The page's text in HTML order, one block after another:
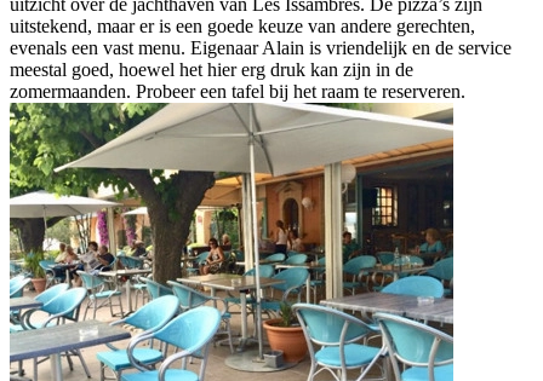
uitzicht over de jachthaven van Les Issambres. De pizza’s zijn
uitstekend, maar er is een goede keuze van andere gerechten,
evenals een vast menu. Eigenaar Alain is vriendelijk en de service
meestal goed, hoewel het hier erg druk kan zijn in de
zomermaanden. Probeer een tafel bij het raam te reserveren.